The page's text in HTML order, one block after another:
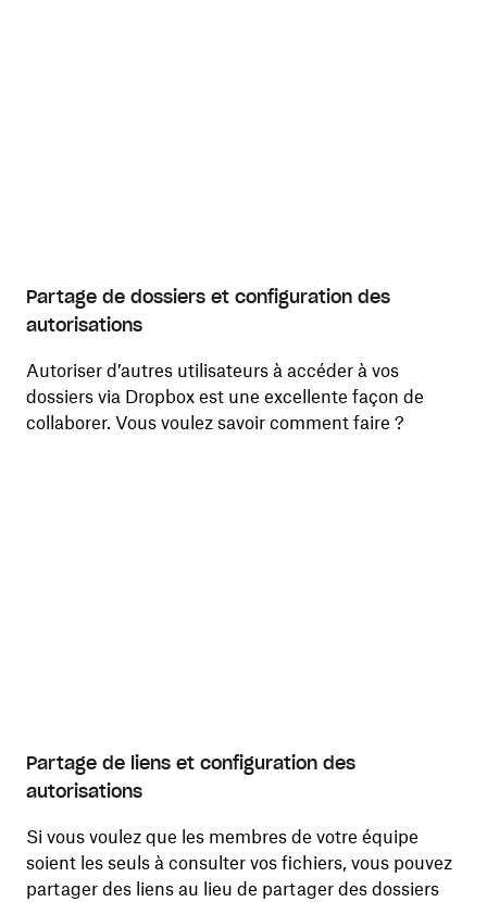
Partage de dossiers et configuration des
autorisations
Autoriser d’autres utilisateurs à accéder à vos
dossiers via Dropbox est une excellente façon de
collaborer. Vous voulez savoir comment faire ?
Partage de liens et configuration des
autorisations
Si vous voulez que les membres de votre équipe
soient les seuls à consulter vos fichiers, vous pouvez
partager des liens au lieu de partager des dossiers